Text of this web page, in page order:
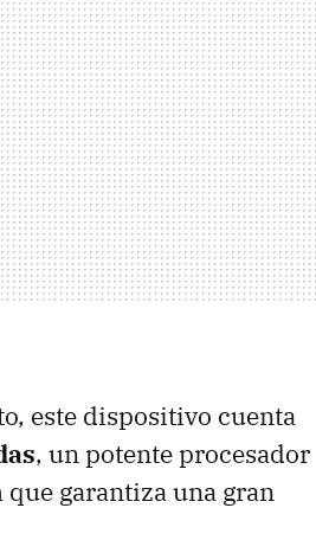
este dispositivo cuenta
, un potente procesador
garantiza una gran